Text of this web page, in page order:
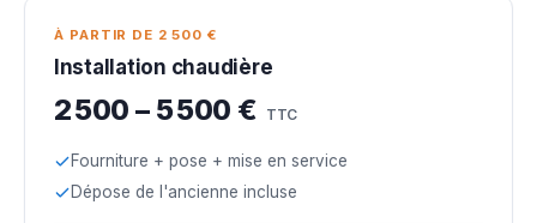
À PARTIR DE 2 500 €
Installation chaudière
2 500 – 5 500 € TTC
Fourniture + pose + mise en service
Dépose de l'ancienne incluse